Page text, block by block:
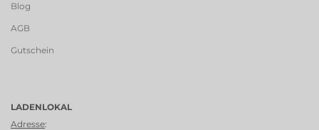
Blog
AGB
Gutschein
LADENLOKAL
Adresse: